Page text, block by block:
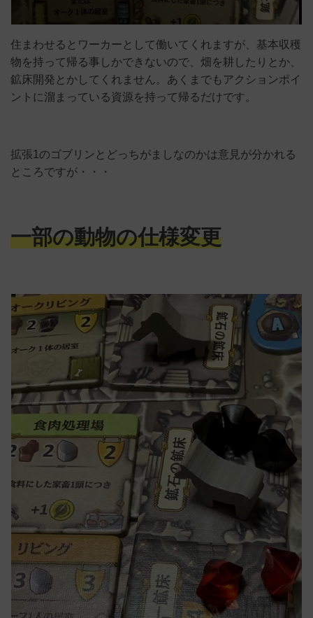
住まわせるとワーカーとして働いてくれますが、基本収穫
物を持って帰る事しかできないので、畑を耕したりとか、
鉱床開発とかしてくれません。あくまでもアクションポイ
ントに溜まっている資源を持って帰るだけです。
拡張1のゴブリンとどっちがましなのかは意見が分かれる
ところですが・・・
一部の動物の仕様変更